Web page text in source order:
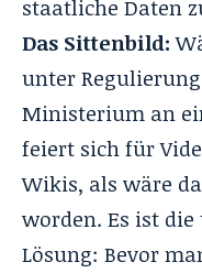
staatliche Daten
Das Sittenbild:
unter
Ministerium an
feiert sich für
Wikis, als wäre
worden. Es ist
Lösung: Bevor